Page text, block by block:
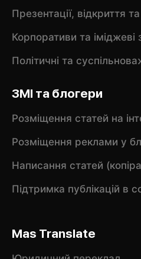
Презентації, відкриття
Корпоративи та іміджеві
Політичні та
ЗМІ та блогери
Розміщення статей на
Розміщення реклами у
Написання статей
Підтримка публікацій в
Mas Translate